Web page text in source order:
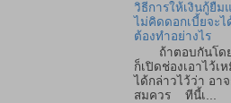
วิธีการให้เงินกู้ยืม
ไม่คิดดอกเบี้ยจะ
ต้องทำอย่างไร
ถ้าตอบกันโดย
ก็เปิดช่องเอาไว้
ได้กล่าวไว้ว่า อา
สมควร ทีนี้เ...